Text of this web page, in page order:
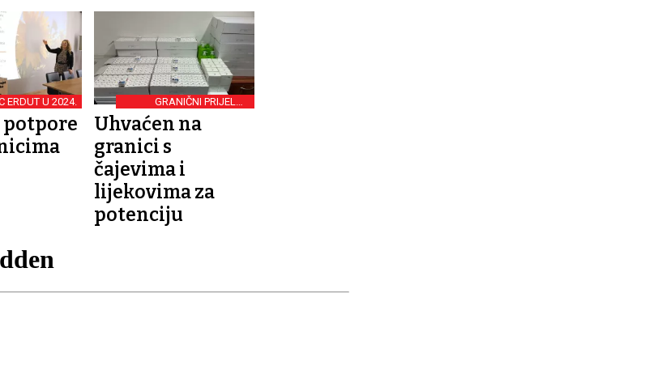
ERDUT U 2024.
potpore
GRANIČNI PRIJELAZ
ERDUT
Uhvaćen na
granici s
čajevima i
lijekovima za
potenciju